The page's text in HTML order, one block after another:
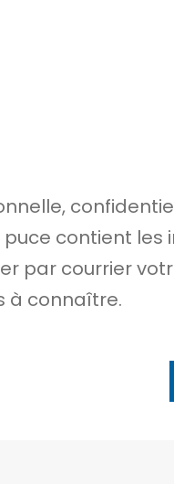
puce contient les
par courrier
à connaître.